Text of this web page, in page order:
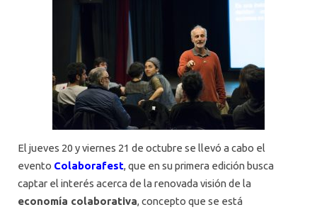
El jueves 20 y viernes 21 de octubre se llevó a cabo el
evento Colaborafest, que en su primera edición busca
captar el interés acerca de la renovada visión de la
economía colaborativa, concepto que se está